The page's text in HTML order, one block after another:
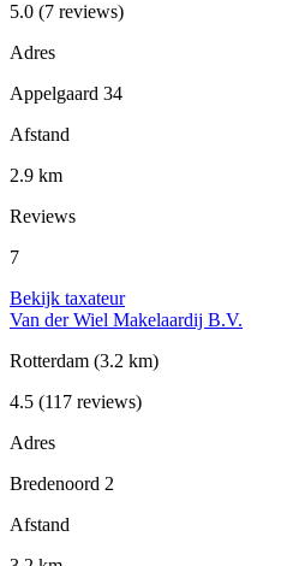
5.0 (7 reviews)
Adres
Appelgaard 34
Afstand
2.9 km
Reviews
7
Bekijk taxateur
Van der Wiel Makelaardij B.V.
Rotterdam (3.2 km)
4.5 (117 reviews)
Adres
Bredenoord 2
Afstand